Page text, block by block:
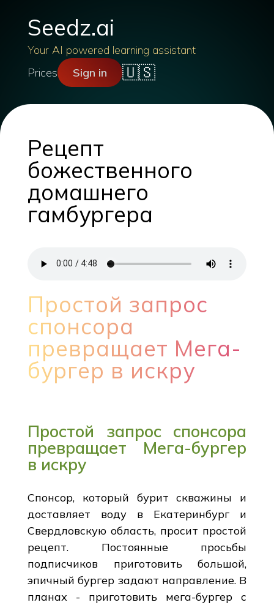
Seedz.ai
Your AI powered learning assistant
Prices
Sign in 🇺🇸
Рецепт
божественного
домашнего
гамбургера
Простой запрос
спонсора
превращает Мега-
бургер в искру
Простой запрос спонсора
превращает Мега-бургер
в искру
Спонсор, который бурит скважины и
доставляет воду в Екатеринбург и
Свердловскую область, просит простой
рецепт. Постоянные просьбы
подписчиков приготовить большой,
эпичный бургер задают направление. В
планах - приготовить мега-бургер с